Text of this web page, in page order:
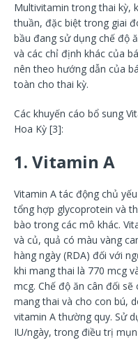
Multivitamin trong thai kỳ,
thuần, đặc biệt trong giai
bầu đang sử dụng chế độ
và các chỉ định khác của
nên theo hướng dẫn của
toàn cho thai kỳ.
Các khuyến cáo bổ sung
Hoa Kỳ [3]:
1. Vitamin A
Vitamin A tác động chủ
tổng hợp glycoprotein và
bào trong các mô khác.
và củ, quả có màu vàng
hàng ngày (RDA) đối với
khi mang thai là 770 mcg
mcg. Chế độ ăn cân đối
mang thai và cho con bú,
vitamin A thường quy. Sử
IU/ngày, trong điều trị